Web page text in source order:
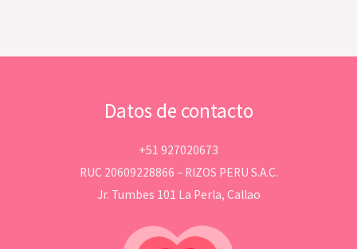
Datos de contacto
+51 927020673
RUC 20609228866 – RIZOS PERU S.A.C.
Jr. Tumbes 101 La Perla, Callao